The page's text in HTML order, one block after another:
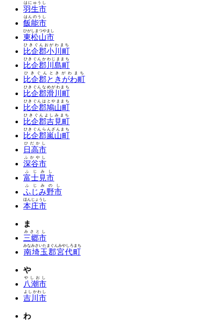
羽生市
はにゅうし
飯能市
はんのうし
東松山市
ひがしまつやまし
比企郡小川町
ひきぐんおがわまち
比企郡川島町
ひきぐんかわじままち
比企郡ときがわ町
ひきぐんときがわまち
比企郡滑川町
ひきぐんなめがわまち
比企郡鳩山町
ひきぐんはとやままち
比企郡吉見町
ひきぐんよしみまち
比企郡嵐山町
ひきぐんらんざんまち
日高市
ひだかし
深谷市
ふかやし
富士見市
ふじみし
ふじみ野市
ふじみのし
本庄市
ほんじょうし
ま
三郷市
みさとし
南埼玉郡宮代町
みなみさいたまぐんみやしろまち
や
八潮市
やしおし
吉川市
よしかわし
わ